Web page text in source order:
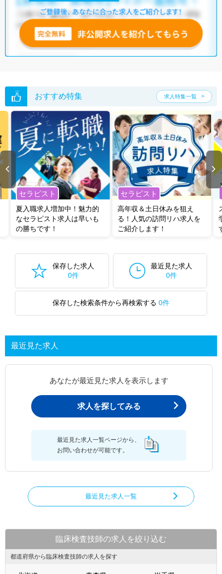
いただくか、お気軽にお問い合わせください。
全国の臨床検査技師求人から検索いただくことも可能です。
無料転職支援サービス
にお申し込みいただくと、ご希望条件をヒアリン
グした上で求人をご提案いたします。
ご希望条件がまだ定まっていない方は人気の希望条件をピックアップし
い。
おすすめ特集 求人特集一覧
セラピスト
夏入職求人増加中！魅力的
なセラピスト求人は早いも
の勝ちです！
セラピスト
高年収＆土日休みを狙え
る！人気の訪問リハ求人を
ご紹介します！
保存した求人
0件
最近見た求人
0件
保存した検索条件から再検索する 0件
最近見た求人
あなたが最近見た求人を表示します
求人を探してみる
最近見た求人一覧ページから、
お問い合わせが可能です。
最近見た求人一覧
臨床検査技師の求人を絞り込む
都道府県から臨床検査技師の求人を探す